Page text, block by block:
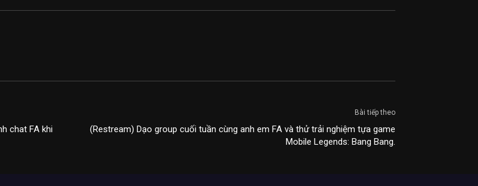
chat FA khi
Bài tiếp theo
(Restream) Dạo group cuối tuần cùng anh em FA và thử trải nghiệm tựa game
Mobile Legends: Bang Bang.